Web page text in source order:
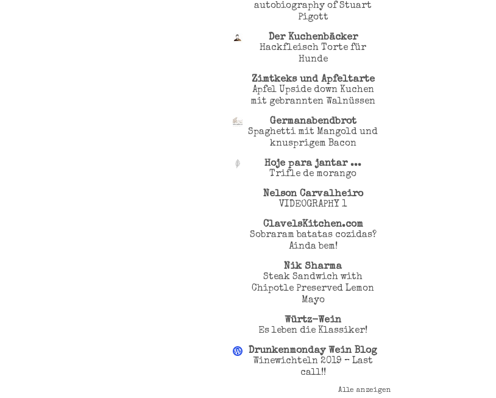
autobiography of Stuart
Pigott
Der Kuchenbäcker
Hackfleisch Torte für
Hunde
Zimtkeks und Apfeltarte
Apfel Upside down Kuchen
mit gebrannten Walnüssen
Germanabendbrot
Spaghetti mit Mangold und
knusprigem Bacon
Hoje para jantar ...
Trifle de morango
Nelson Carvalheiro
VIDEOGRAPHY 1
ClavelsKitchen.com
Sobraram batatas cozidas?
Ainda bem!
Nik Sharma
Steak Sandwich with
Chipotle Preserved Lemon
Mayo
Würtz-Wein
Es leben die Klassiker!
Drunkenmonday Wein Blog
Winewichteln 2019 – Last
call!!
Alle anzeigen